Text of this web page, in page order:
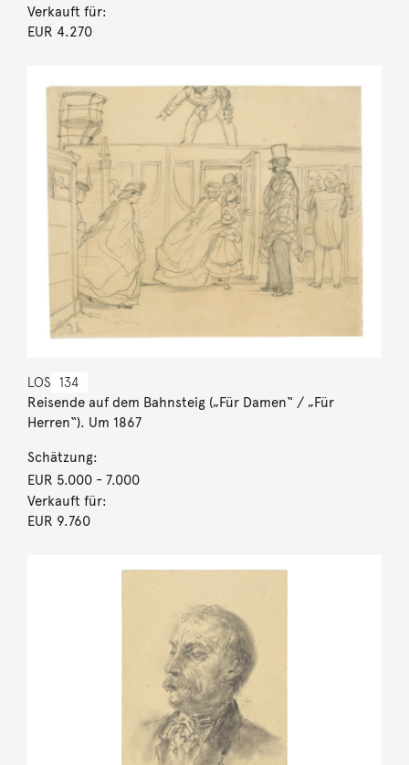
Verkauft für:
EUR 4.270
LOS 134
Reisende auf dem Bahnsteig („Für Damen“ / „Für
Herren“). Um 1867
Schätzung:
EUR 5.000- 7.000
Verkauft für:
EUR 9.760